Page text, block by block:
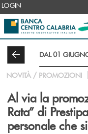
Salta al contenuto principale
LOGIN
DAL 01
NOVITÀ / PROMOZIONI
Al via la
Rata” di
personale che